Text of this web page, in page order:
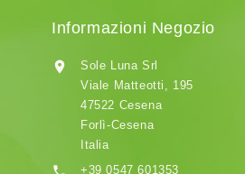
Informazioni Negozio

Sole Luna Srl
Viale Matteotti, 195
47522 Cesena
Forlì-Cesena
Italia
+39 0547 601353